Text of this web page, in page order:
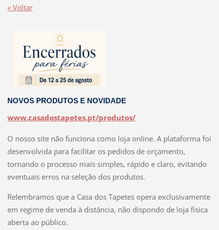
« Voltar
NOVOS PRODUTOS E NOVIDADE
www.casadostapetes.pt/produtos/
O nosso site não funciona como loja online. A plataforma foi
desenvolvida para facilitar os pedidos de orçamento,
tornando o processo mais simples, rápido e claro, evitando
eventuais erros na seleção dos produtos.
Relembramos que a Casa dos Tapetes opera exclusivamente
em regime de venda à distância, não dispondo de loja física
aberta ao público.